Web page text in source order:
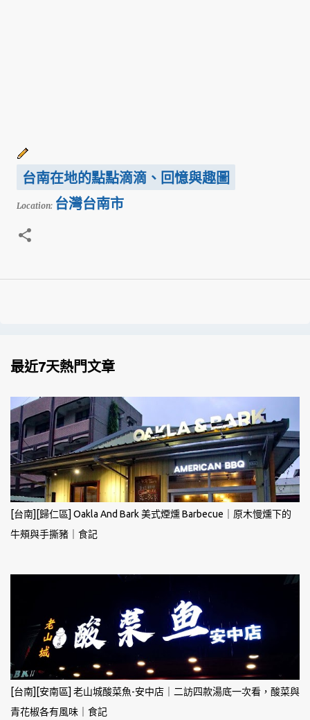
台南在地的點點滴滴、回憶與趣圖
Location: 台灣台南市
最近7天熱門文章
[台南][歸仁區] Oakla And Bark 美式煙燻 Barbecue｜原木慢燻下的
牛頰與手撕豬｜食記
[台南][安南區] 老山城酸菜魚-安中店｜二訪四款湯底一次看，酸菜與
青花椒各有風味｜食記